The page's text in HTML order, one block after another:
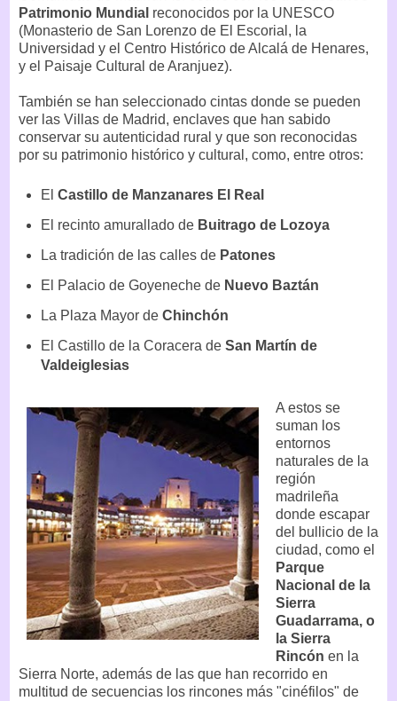
Patrimonio Mundial reconocidos por la UNESCO
(Monasterio de San Lorenzo de El Escorial, la
Universidad y el Centro Histórico de Alcalá de Henares,
y el Paisaje Cultural de Aranjuez).
También se han seleccionado cintas donde se pueden
ver las Villas de Madrid, enclaves que han sabido
conservar su autenticidad rural y que son reconocidas
por su patrimonio histórico y cultural, como, entre otros:
El Castillo de Manzanares El Real
El recinto amurallado de Buitrago de Lozoya
La tradición de las calles de Patones
El Palacio de Goyeneche de Nuevo Baztán
La Plaza Mayor de Chinchón
El Castillo de la Coracera deSan Martín de
Valdeiglesias
A estos se
suman los
entornos
naturales de la
región
madrileña
donde escapar
del bullicio de la
ciudad, como el
Parque
Nacional de la
Sierra
Guadarrama, o
la Sierra
Rincón en la
Sierra Norte, además de las que han recorrido en
multitud de secuencias los rincones más "cinéfilos" de